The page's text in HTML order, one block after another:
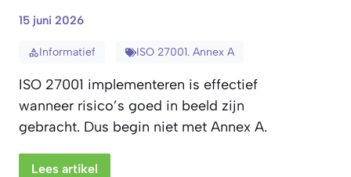
15 juni 2026
Informatief ISO 27001. Annex A
ISO 27001 implementeren is effectief
wanneer risico’s goed in beeld zijn
gebracht. Dus begin niet met Annex A.
Lees artikel